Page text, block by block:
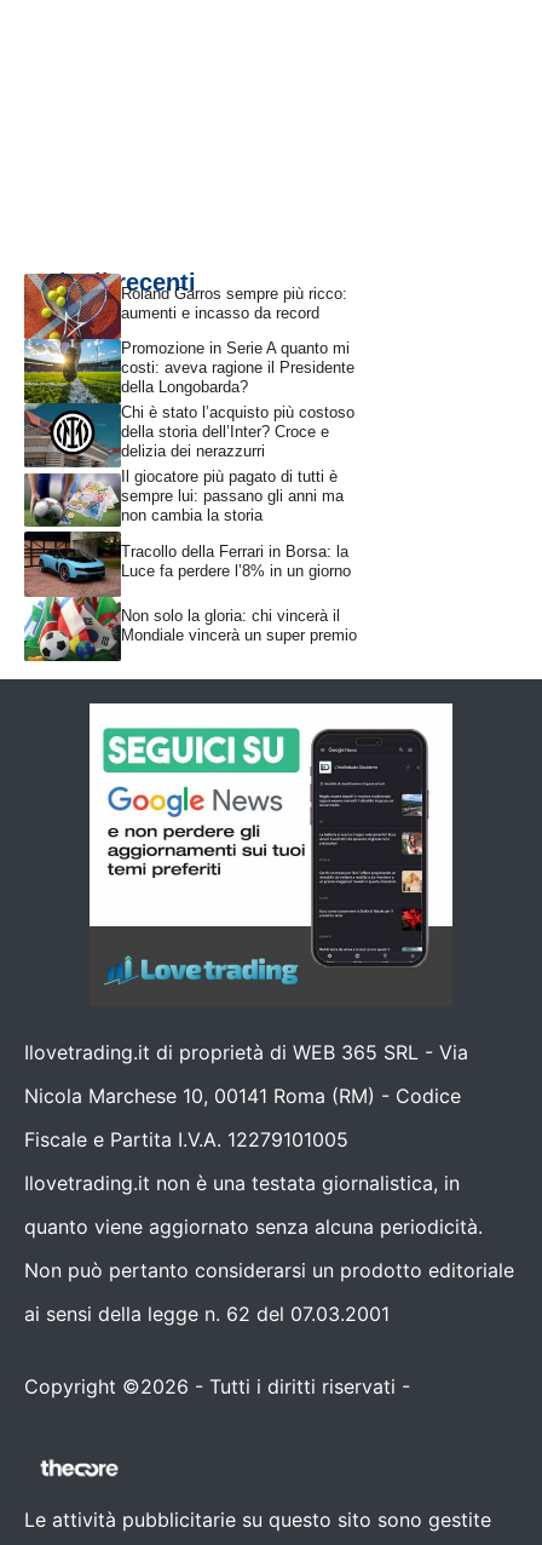
Articoli recentiRoland Garros sempre più ricco:
aumenti e incasso da record
Promozione in Serie A quanto mi
costi: aveva ragione il Presidente
della Longobarda?
Chi è stato l’acquisto più costoso
della storia dell’Inter? Croce e
delizia dei nerazzurri
Il giocatore più pagato di tutti è
sempre lui: passano gli anni ma
non cambia la storia
Tracollo della Ferrari in Borsa: la
Luce fa perdere l’8% in un giorno
Non solo la gloria: chi vincerà il
Mondiale vincerà un super premio
Ilovetrading.it di proprietà di WEB 365 SRL - Via
Nicola Marchese 10, 00141 Roma (RM) - Codice
Fiscale e Partita I.V.A. 12279101005
Ilovetrading.it non è una testata giornalistica, in
quanto viene aggiornato senza alcuna periodicità.
Non può pertanto considerarsi un prodotto editoriale
ai sensi della legge n. 62 del 07.03.2001
Copyright ©2026 - Tutti i diritti riservati -
Le attività pubblicitarie su questo sito sono gestite